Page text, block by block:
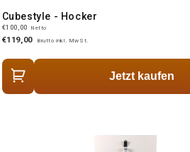
Cubestyle - Hocker
€100,00 Netto
€119,00 Brutto inkl. MwSt.
Jetzt kaufen